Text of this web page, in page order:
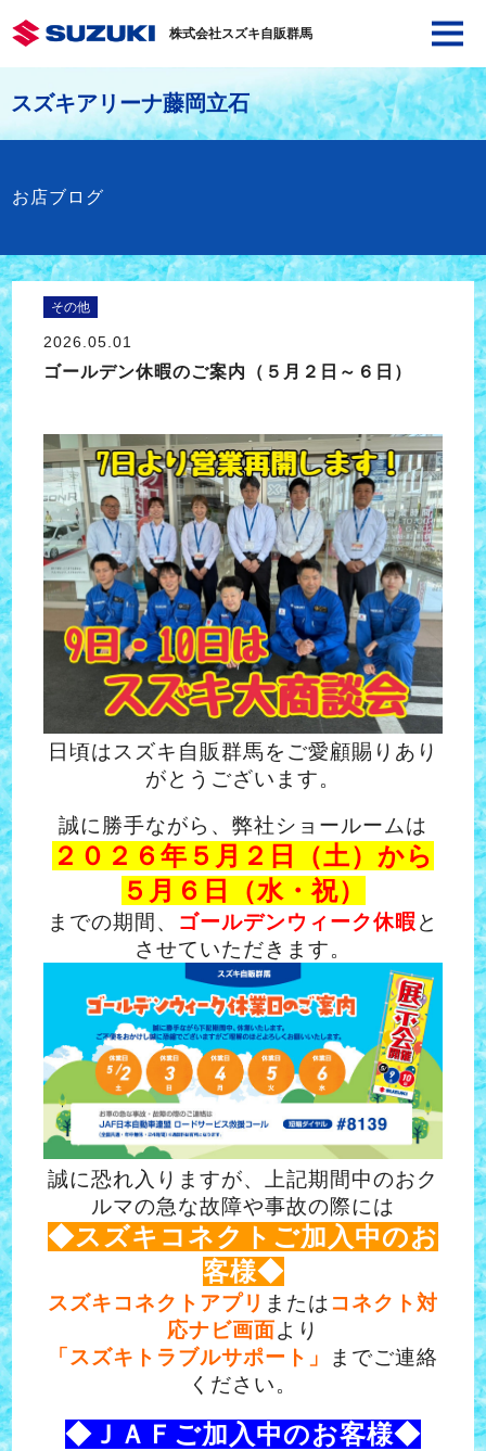
株式会社スズキ自販群馬
スズキアリーナ藤岡立石
お店ブログ
その他
2026.05.01
ゴールデン休暇のご案内（５月２日～６日）
日頃はスズキ自販群馬をご愛顧賜りあり
がとうございます。
誠に勝手ながら、弊社ショールームは
２０２６年５月２日（土）から
５月６日（水・祝）
までの期間、 ゴールデンウィーク休暇 と
させていただきます。
誠に恐れ入りますが、上記期間中のおク
ルマの急な故障や事故の際には
◆スズキコネクトご加入中のお
客様◆
スズキコネクトアプリ またはコネクト対
応ナビ画面より
「スズキトラブルサポート」
までご連絡
ください。
◆ＪＡＦご加入中のお客様◆